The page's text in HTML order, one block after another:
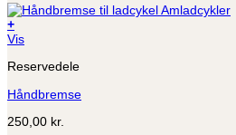
+
Dette
har
varianter.
kan
Vis
Reservedele
Håndbremse
250,00 kr.